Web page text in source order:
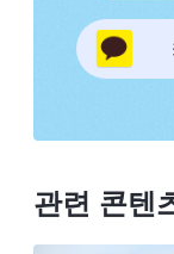
본분 이행에
험도 많아 하
체험했겠느
무리 바빠도
리 추구에 관하
관련 콘텐